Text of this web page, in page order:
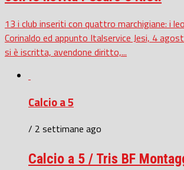
13 i club inseriti con quattro marchigiane: i
Corinaldo ed appunto Italservice Jesi, 4
si è iscritta, avendone diritto,...
Calcio a 5
/ 2 settimane ago
Calcio a 5 / Tris BF